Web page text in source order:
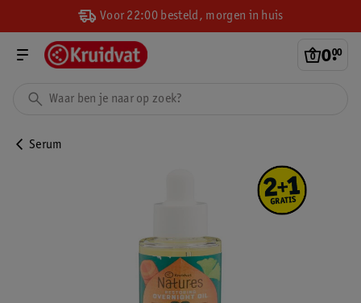
Voor 22:00 besteld, morgen in huis
0.
00
Serum